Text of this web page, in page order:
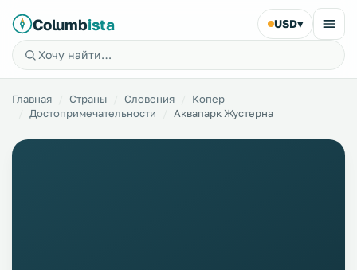
Columbista USD▾
Главная Страны Словения
Копер
Достопримечательности
Аквапарк Жустерна